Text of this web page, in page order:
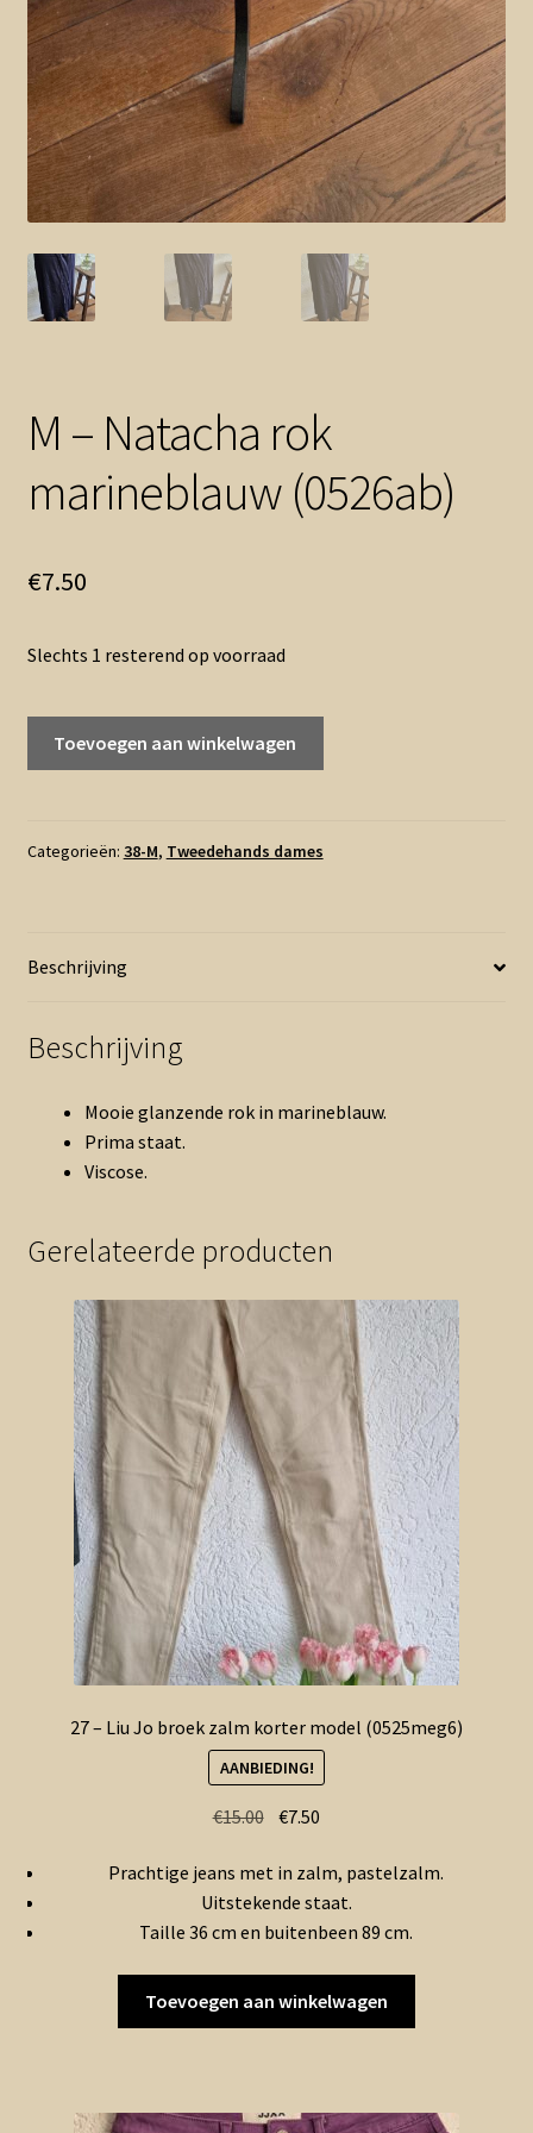
M – Natacha rok
marineblauw (0526ab)
€7.50
Slechts 1 resterend op voorraad
marineblauw
Toevoegen aan winkelwagen
Categorieën: 38-M, Tweedehands dames
Beschrijving
Beschrijving
Mooie glanzende rok in marineblauw.
Prima staat.
Viscose.
Gerelateerde producten
27 – Liu Jo broek zalm korter model (0525meg6)
AANBIEDING!
€15.00 Oorspronkelijke
was:
€15.00.
€7.50
is:
€7.50.
Prachtige jeans met in zalm, pastelzalm.
Uitstekende staat.
Taille 36 cm en buitenbeen 89 cm.
Toevoegen aan winkelwagen